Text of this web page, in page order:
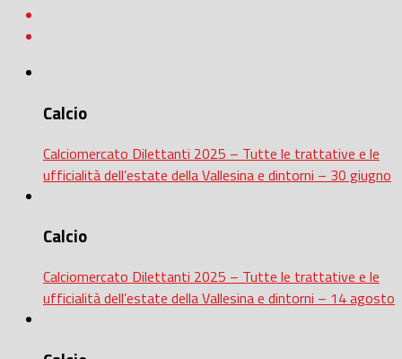
Calcio
Calciomercato Dilettanti 2025 – Tutte le trattative e le
ufficialità dell’estate della Vallesina e dintorni – 30 giugno
Calcio
Calciomercato Dilettanti 2025 – Tutte le trattative e le
ufficialità dell’estate della Vallesina e dintorni – 14 agosto